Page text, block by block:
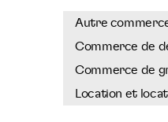
Autre
Commerce de
Commerce de
Location et